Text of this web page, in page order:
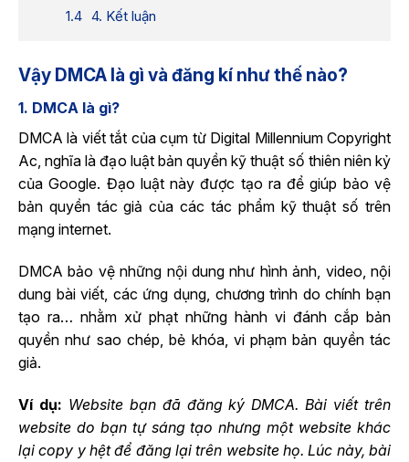
4. Kết luận
Vậy DMCA là gì và đăng kí như thế nào?
1. DMCA là gì?
DMCA là viết tắt của cụm từ Digital Millennium Copyright
Ac, nghĩa là đạo luật bản quyền kỹ thuật số thiên niên kỷ
của Google. Đạo luật này được tạo ra để giúp bảo vệ
bản quyền tác giả của các tác phẩm kỹ thuật số trên
mạng internet.
DMCA bảo vệ những nội dung như hình ảnh, video, nội
dung bài viết, các ứng dụng, chương trình do chính bạn
tạo ra… nhằm xử phạt những hành vi đánh cắp bản
quyền như sao chép, bẻ khóa, vi phạm bản quyền tác
giả.
Ví dụ: Website bạn đã đăng ký DMCA. Bài viết trên
website do bạn tự sáng tạo nhưng một website khác
lại copy y hệt để đăng lại trên website họ. Lúc này, bài